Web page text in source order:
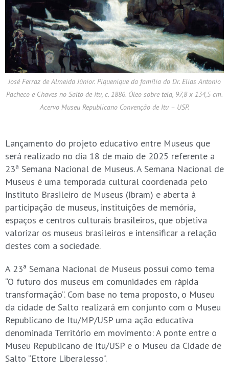
José Ferraz de Almeida Júnior. Piquenique da família do Dr. Elias Antonio
Pacheco e Chaves no Salto de Itu, c. 1886. Óleo sobre tela, 97,8 x 134,5 cm.
Acervo Museu Republicano Convenção de Itu – USP.
Lançamento do projeto educativo entre Museus que
será realizado no dia 18 de maio de 2025 referente a
23ª Semana Nacional de Museus. A Semana Nacional de
Museus é uma temporada cultural coordenada pelo
Instituto Brasileiro de Museus (Ibram) e aberta à
participação de museus, instituições de memória,
espaços e centros culturais brasileiros, que objetiva
valorizar os museus brasileiros e intensificar a relação
destes com a sociedade.
A 23ª Semana Nacional de Museus possui como tema
“O futuro dos museus em comunidades em rápida
transformação”. Com base no tema proposto, o Museu
da cidade de Salto realizará em conjunto com o Museu
Republicano de Itu/MP/USP uma ação educativa
denominada Território em movimento: A ponte entre o
Museu Republicano de Itu/USP e o Museu da Cidade de
Salto “Ettore Liberalesso”.